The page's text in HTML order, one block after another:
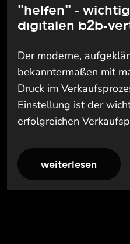
"helfen" -
digitalen b2b-
Der moderne,
bekanntermaßen mit
Druck im
Einstellung ist der
erfolgreichen
weiterlesen